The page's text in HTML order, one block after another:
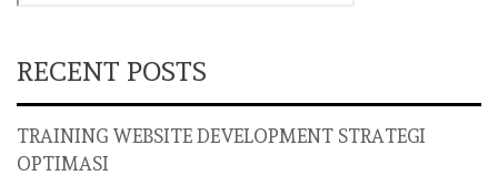
RECENT POSTS
TRAINING WEBSITE DEVELOPMENT STRATEGI
OPTIMASI